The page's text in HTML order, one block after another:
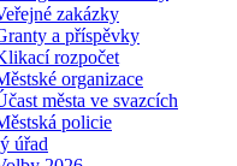
zakázky
a příspěvky
rozpočet
organizace
města ve svazcích
policie
úřad